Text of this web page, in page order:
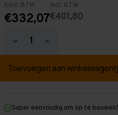
Excl. BTW
€332,07
Incl. BTW
€401,80
Hoeveelheid
verlagen
Easy
Legbordstelling
x
Hoeveelheid
verhogen
Easy
Legbordstelling
x
Super eenvoudig om op te bouwen!